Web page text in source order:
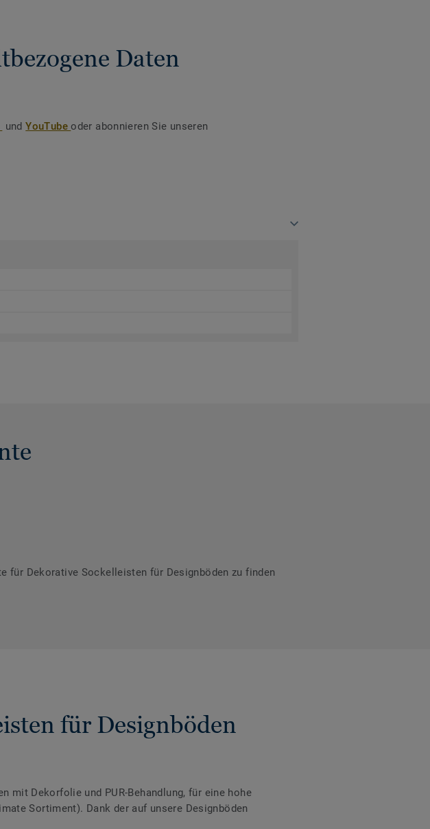
Daten
undYouTubeoder abonnieren Sie unseren
für Dekorative Sockelleisten für Designböden zu finden
für Designböden
mit Dekorfolie und PUR-Behandlung, für eine hohe
Sortiment). Dank der auf unsere Designböden